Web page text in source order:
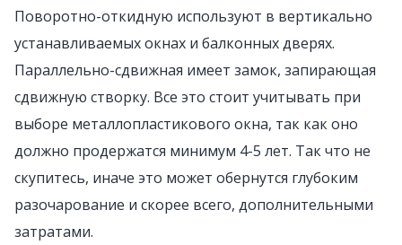
Поворотно-откидную используют в вертикально
устанавливаемых окнах и балконных дверях.
Параллельно-сдвижная имеет замок, запирающая
сдвижную створку. Все это стоит учитывать при
выборе металлопластикового окна, так как оно
должно продержатся минимум 4-5 лет. Так что не
скупитесь, иначе это может обернутся глубоким
разочарование и скорее всего, дополнительными
затратами.